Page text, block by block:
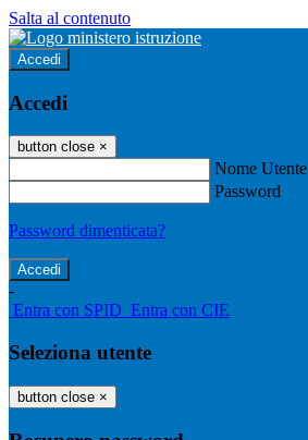
Salta al contenuto
Accedi
Accedi
button close ×
Nome Utente
Password
Password dimenticata?
-
Entra con SPID Entra con CIE
Seleziona utente
button close ×